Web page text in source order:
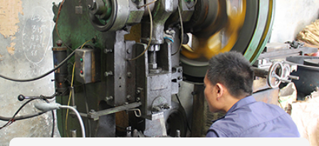
品质保障 闪电交付
自动化生产，严谨工艺、一体成型，每件产品都经
过精雕细磨，千锤百炼，诸多客户一致好评。
拥有自动化设备，多年经验的技术人员，以及多重
精细化工艺，层层质检流程，确保高品质出货。